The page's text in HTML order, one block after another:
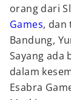
orang dari
Games, dan
Bandung,
Sayang ada
dalam
Esabra